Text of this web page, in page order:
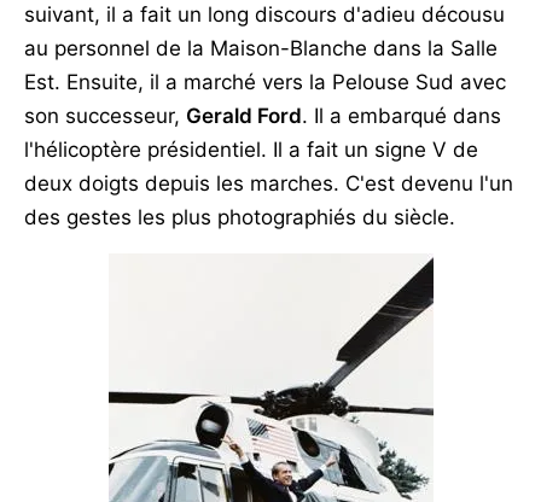
suivant, il a fait un long discours d'adieu décousu
au personnel de la Maison-Blanche dans la Salle
Est. Ensuite, il a marché vers la Pelouse Sud avec
son successeur, Gerald Ford. Il a embarqué dans
l'hélicoptère présidentiel. Il a fait un signe V de
deux doigts depuis les marches. C'est devenu l'un
des gestes les plus photographiés du siècle.